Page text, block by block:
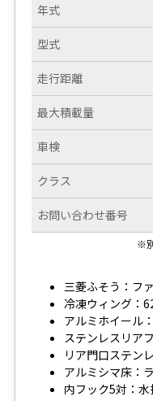
年式
型式
走行距離
最大積載量
車検
クラス
お問い合わせ番号
※
三菱ふそう：フ
冷凍ウィング：
アルミホイール
ステンレスリア
リア門口ステン
アルミシマ床：
内フック5対：